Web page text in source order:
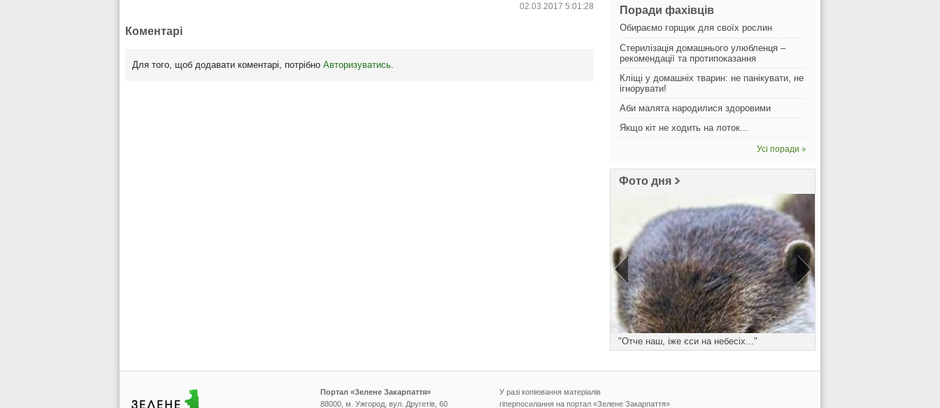
02.03.2017 5:01:28
Коментарі
Для того, щоб додавати коментарі, потрібноАвторизуватись.
Поради фахівців
Обираємо горщик для своїх рослин
Стерилізація домашнього улюбленця –
рекомендації та протипоказання
Кліщі у домашніх тварин: не панікувати, не
ігнорувати!
Аби малята народилися здоровими
Якщо кіт не ходить на лоток...
Усі поради
Фото дня
"Отче наш, іже єси на небесіх..."
Портал «Зелене Закарпаття»
88000, м. Ужгород, вул. Другетів, 60
У разі копіювання матеріалів
гіперпосилання на портал «Зелене Закарпаття»